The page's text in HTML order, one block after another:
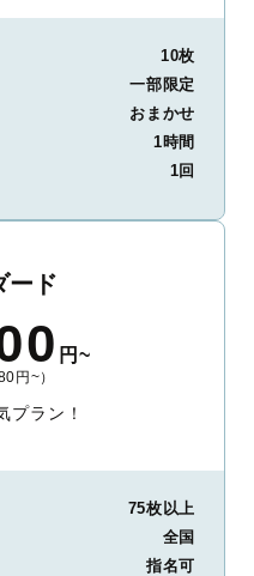
10枚
一部限定
おまかせ
1時間
1回
ード
円~
円~）
プラン！
75枚以上
全国
指名可